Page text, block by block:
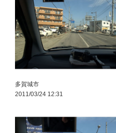
多賀城市
2011/03/24 12:31